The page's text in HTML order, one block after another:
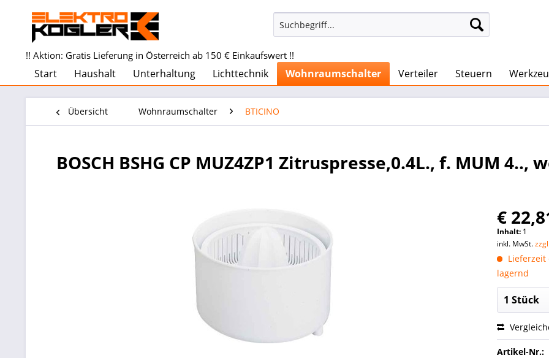
!! Aktion: Gratis Lieferung in Österreich ab 150 € Einkaufswert !!
Start Haushalt Unterhaltung Lichttechnik Wohnraumschalter Verteiler Steuern
Übersicht Wohnraumschalter BTICINO
BOSCH BSHG CP MUZ4ZP1 Zitruspresse,0.4L., f. MUM 4..,
€
Inhalt: 1
inkl. MwSt.
Lieferzeit
lagernd
Artikel-Nr.: